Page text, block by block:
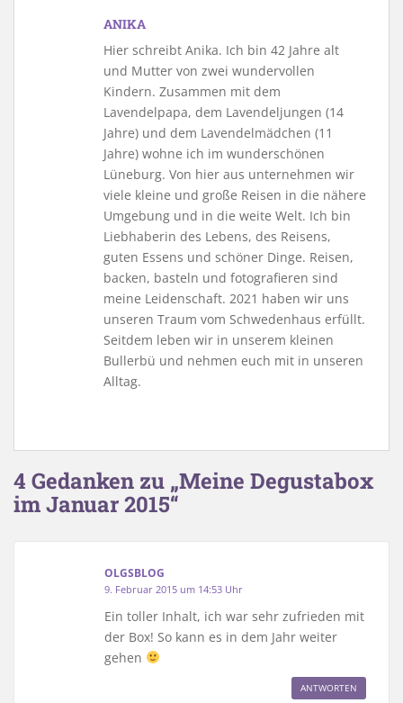
ANIKA
Hier schreibt Anika. Ich bin 42 Jahre alt
und Mutter von zwei wundervollen
Kindern. Zusammen mit dem
Lavendelpapa, dem Lavendeljungen (14
Jahre) und dem Lavendelmädchen (11
Jahre) wohne ich im wunderschönen
Lüneburg. Von hier aus unternehmen wir
viele kleine und große Reisen in die nähere
Umgebung und in die weite Welt. Ich bin
Liebhaberin des Lebens, des Reisens,
guten Essens und schöner Dinge. Reisen,
backen, basteln und fotografieren sind
meine Leidenschaft. 2021 haben wir uns
unseren Traum vom Schwedenhaus erfüllt.
Seitdem leben wir in unserem kleinen
Bullerbü und nehmen euch mit in unseren
Alltag.
4 Gedanken zu „Meine Degustabox
im Januar 2015“
OLGSBLOG
9. Februar 2015 um 14:53 Uhr
Ein toller Inhalt, ich war sehr zufrieden mit
der Box! So kann es in dem Jahr weiter
gehen
ANTWORTEN